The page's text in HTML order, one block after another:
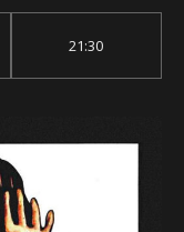
21:30